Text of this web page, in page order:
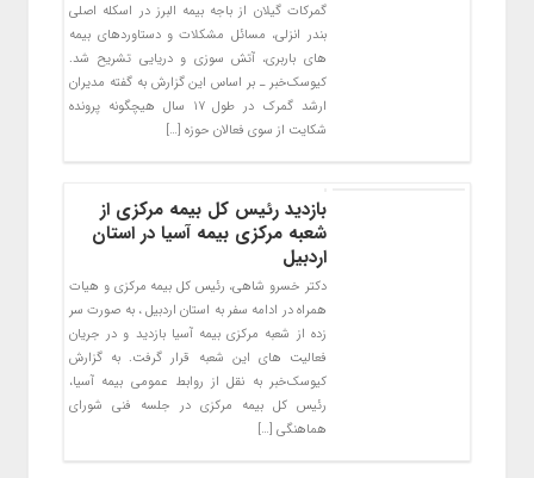
گمرکات گیلان از باجه بیمه البرز در اسکله اصلی
بندر انزلی، مسائل مشکلات و دستاوردهای بیمه
های باربری، آتش سوزی و دریایی تشریح شد.
کیوسک‌خبر ـ بر اساس این گزارش به گفته مدیران
ارشد گمرک در طول ۱۷ سال هیچگونه پرونده
شکایت از سوی فعالان حوزه […]
بازدید رئیس کل بیمه مرکزی از
شعبه مرکزی بیمه آسیا در استان
اردبیل
دکتر خسرو شاهی، رئیس کل بیمه مرکزی و هیات
همراه در ادامه سفر به استان اردبیل ، به صورت سر
زده از شعبه مرکزی بیمه آسیا بازدید و در جریان
فعالیت های این شعبه قرار گرفت. به گزارش
کیوسک‌خبر به نقل از روابط عمومی بیمه آسیا،
رئیس کل بیمه مرکزی در جلسه فنی شورای
هماهنگی […]